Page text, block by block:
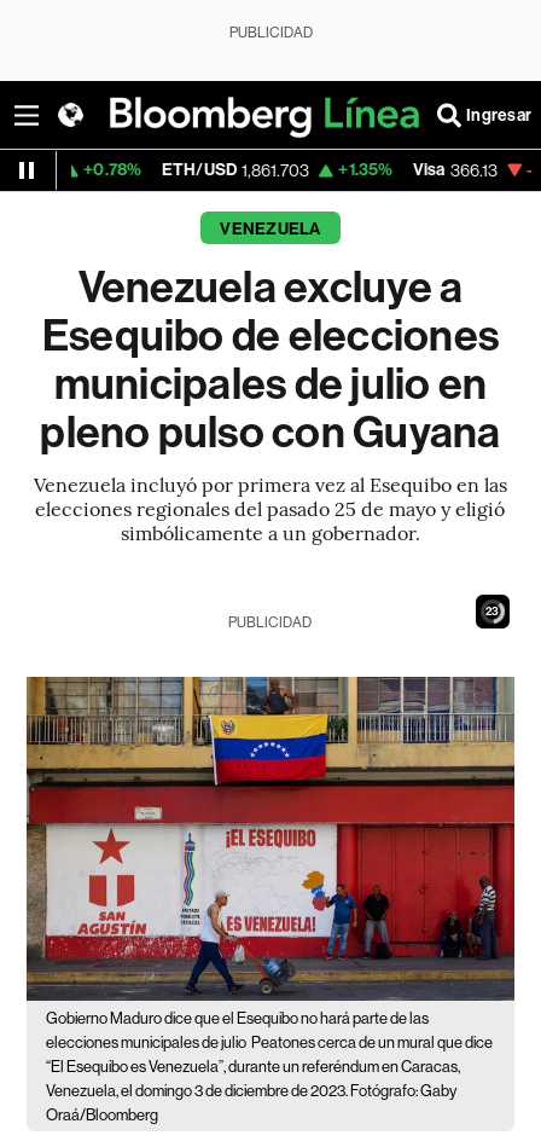
PUBLICIDAD
Ingresar
ETH/USD 1,861.703 +1.35% Visa 366.13 -0.04%
VENEZUELA
Venezuela excluye a
Esequibo de elecciones
municipales de julio en
pleno pulso con Guyana
Venezuela incluyó por primera vez al Esequibo en las
elecciones regionales del pasado 25 de mayo y eligió
simbólicamente a un gobernador.
22
PUBLICIDAD
Gobierno Maduro dice que el Esequibo no hará parte de las
elecciones municipales de julio Peatones cerca de un mural que dice
“El Esequibo es Venezuela”, durante un referéndum en Caracas,
Venezuela, el domingo 3 de diciembre de 2023. Fotógrafo: Gaby
Oraá/Bloomberg